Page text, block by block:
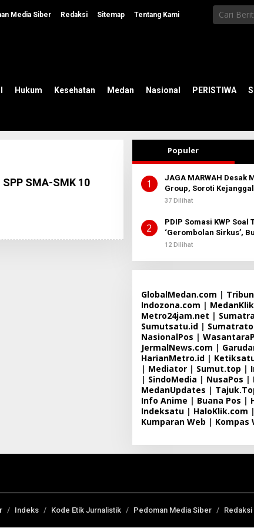
Media Siber Redaksi Sitemap Tentang Kami
Hukum Kesehatan Medan Nasional PERISTIWA
SMA-SMK 10
Populer
1
JAGA MARWAH Desak
Group, Soroti
37 Dilihat
2
PDIP Somasi KWP Soal
‘Gerombolan Sirkus’,
Dipimpin Sufmi Dasco
12 Dilihat
GlobalMedan.com |
Indozona.com |
Metro24jam.net |
Sumutsatu.id|
NasionalPos |
JermalNews.com |
HarianMetro.id|
| Mediator| Sumut.top |
| SindoMedia | NusaPos |
MedanUpdates |
Info Anime | Buana Pos |
Indeksatu| HaloKlik.com |
Kumparan Web | Kompas
Indeks Kode Etik Jurnalistik Pedoman Media Siber Redaksi